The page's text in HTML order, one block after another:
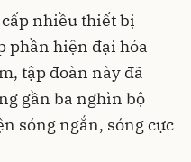
nhiều thiết bị
phần hiện đại hóa
tập đoàn này đã
gần ba nghìn bộ
sóng ngắn, sóng cực